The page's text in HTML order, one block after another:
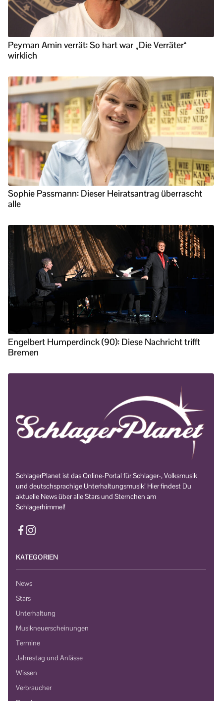
Peyman Amin verrät: So hart war „Die Verräter“
wirklich
Sophie Passmann: Dieser Heiratsantrag überrascht
alle
Engelbert Humperdinck (90): Diese Nachricht trifft
Bremen
SchlagerPlanet ist das Online-Portal für Schlager-, Volksmusik
und deutschsprachige Unterhaltungsmusik! Hier findest Du
aktuelle News über alle Stars und Sternchen am
Schlagerhimmel!
KATEGORIEN
News
Stars
Unterhaltung
Musikneuerscheinungen
Termine
Jahrestag und Anlässe
Wissen
Verbraucher